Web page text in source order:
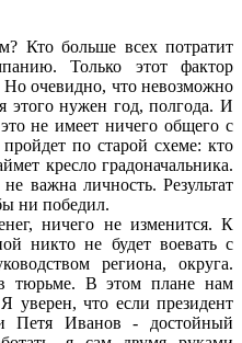
Кто больше всех потратит
Только этот фактор
Но очевидно, что невозможно
этого нужен год, полгода. И
не имеет ничего общего с
по старой схеме: кто
кресло градоначальника.
важна личность. Результат
ни победил.
ничего не изменится. К
никто не будет воевать с
региона, округа.
тюрьме. В этом плане нам
уверен, что если президент
Петя Иванов - достойный